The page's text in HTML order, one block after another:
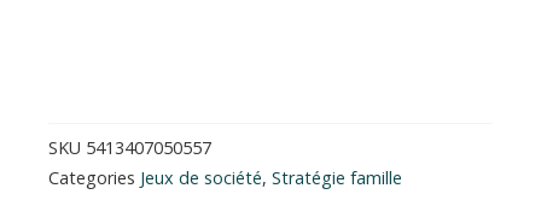
SKU 5413407050557
Categories Jeux de société, Stratégie famille